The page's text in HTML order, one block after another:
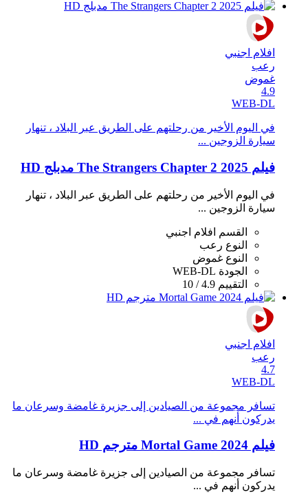
افلام اجنبي
رعب
غموض
4.9
WEB-DL
في اليوم الأخير من رحلتهم على الطريق عبر البلاد ، تنهار
سيارة الزوجين ...
فيلم The Strangers Chapter 2 2025 مدبلج HD
في اليوم الأخير من رحلتهم على الطريق عبر البلاد ، تنهار
سيارة الزوجين ...
القسم
افلام اجنبي
النوع رعب
النوع غموض
الجودة WEB-DL
التقييم 4.9 / 10
افلام اجنبي
رعب
4.7
WEB-DL
تسافر مجموعة من الصيادين إلى جزيرة غامضة وسرعان ما
يدركون أنهم في ...
فيلم Mortal Game 2024 مترجم HD
تسافر مجموعة من الصيادين إلى جزيرة غامضة وسرعان ما
يدركون أنهم في ...